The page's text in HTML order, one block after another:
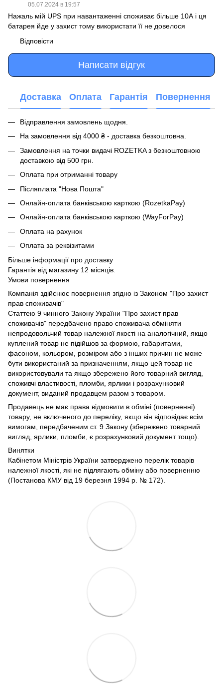
05.07.2024 в 19:57
Нажаль мій UPS при навантаженні споживає більше 10А і ця
батарея йде у захист тому використати її не довелося
Відповісти
Написати відгук
Доставка Оплата Гарантія Повернення
Відправлення замовлень щодня.
На замовлення від 4000 ₴ - доставка безкоштовна.
Замовлення на точки видачі ROZETKA з безкоштовною
доставкою від 500 грн.
Оплата при отриманні товару
Післяплата "Нова Пошта"
Онлайн-оплата банківською карткою (RozetkaPay)
Онлайн-оплата банківською карткою (WayForPay)
Оплата на рахунок
Оплата за реквізитами
Більше інформації про доставку
Гарантія від магазину 12 місяців.
Умови повернення
Компанія здійснює повернення згідно із Законом "Про захист
прав споживачів"
Статтею 9 чинного Закону України "Про захист прав
споживачів" передбачено право споживача обміняти
непродовольчий товар належної якості на аналогічний, якщо
куплений товар не підійшов за формою, габаритами,
фасоном, кольором, розміром або з інших причин не може
бути використаний за призначенням, якщо цей товар не
використовували та якщо збережено його товарний вигляд,
споживчі властивості, пломби, ярлики і розрахунковий
документ, виданий продавцем разом з товаром.
Продавець не має права відмовити в обміні (поверненні)
товару, не включеного до переліку, якщо він відповідає всім
вимогам, передбаченим ст. 9 Закону (збережено товарний
вигляд, ярлики, пломби, є розрахунковий документ тощо).
Винятки
Кабінетом Міністрів України затверджено перелік товарів
належної якості, які не підлягають обміну або поверненню
(Постанова КМУ від 19 березня 1994 р. № 172).